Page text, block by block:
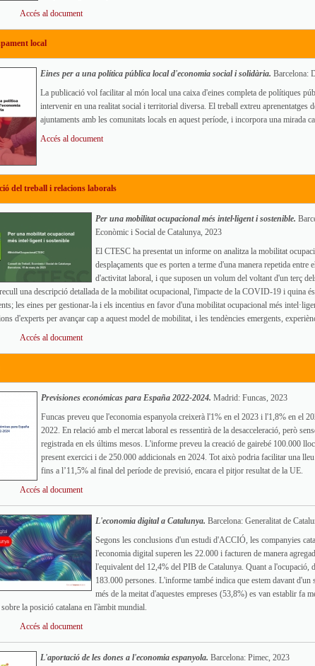
Accés al document
local
Eines per a una política pública local d'economia social i solidària. Barcelona:
La publicació vol facilitar al món local una caixa d'eines completa de polítiques
intervenir en una realitat social i territorial diversa. El treball extreu aprenentatges
ajuntaments amb les comunitats locals en aquest període, i incorpora una mirada
Accés al document
del treball i relacions laborals
Per una mobilitat ocupacional més intel·ligent i sostenible.
Econòmic i Social de Catalunya, 2023
El CTESC ha presentat un informe on analitza la mobilitat
desplaçaments que es porten a terme d'una manera repetida entre
d'activitat laboral, i que suposen un volum del voltant d'un terç
una descripció detallada de la mobilitat ocupacional, l'impacte de la COVID-19 i quina
les eines per gestionar-la i els incentius en favor d'una mobilitat ocupacional més
d'experts per avançar cap a aquest model de mobilitat, i les tendències emergents,
Accés al document
Previsiones económicas para España 2022-2024. Madrid: Funcas, 2023
Funcas preveu que l'economia espanyola creixerà l'1% en el 2023 i l'1,8% en el
2022. En relació amb el mercat laboral es ressentirà de la desacceleració, però
registrada en els últims mesos. L'informe preveu la creació de gairebé 100.000
present exercici i de 250.000 addicionals en 2024. Tot això podria facilitar una
fins a l’11,5% al final del període de previsió, encara el pitjor resultat de la UE.
Accés al document
L'economia digital a Catalunya. Barcelona: Generalitat de
Segons les conclusions d'un estudi d'ACCIÓ, les companyies
l'economia digital superen les 22.000 i facturen de manera
l'equivalent del 12,4% del PIB de Catalunya. Quant a l'ocupació,
183.000 persones. L'informe també indica que estem davant d'un
més de la meitat d'aquestes empreses (53,8%) es van establir fa
la posició catalana en l'àmbit mundial.
Accés al document
L'aportació de les dones a l'economia espanyola. Barcelona: Pimec, 2023